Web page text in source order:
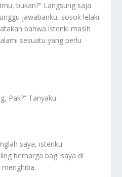
bukan?” Langsung saja
jawabanku, sosok lelaki
bahwa istenki masih
sesuatu yang perlu
Pak?” Tanyaku.
saya, isteriku
berharga bagi saya di
menghiba.